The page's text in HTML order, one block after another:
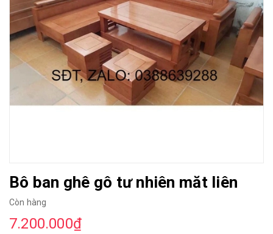
Bô ban ghê gô tư nhiên măt liên
Còn hàng
7.200.000₫